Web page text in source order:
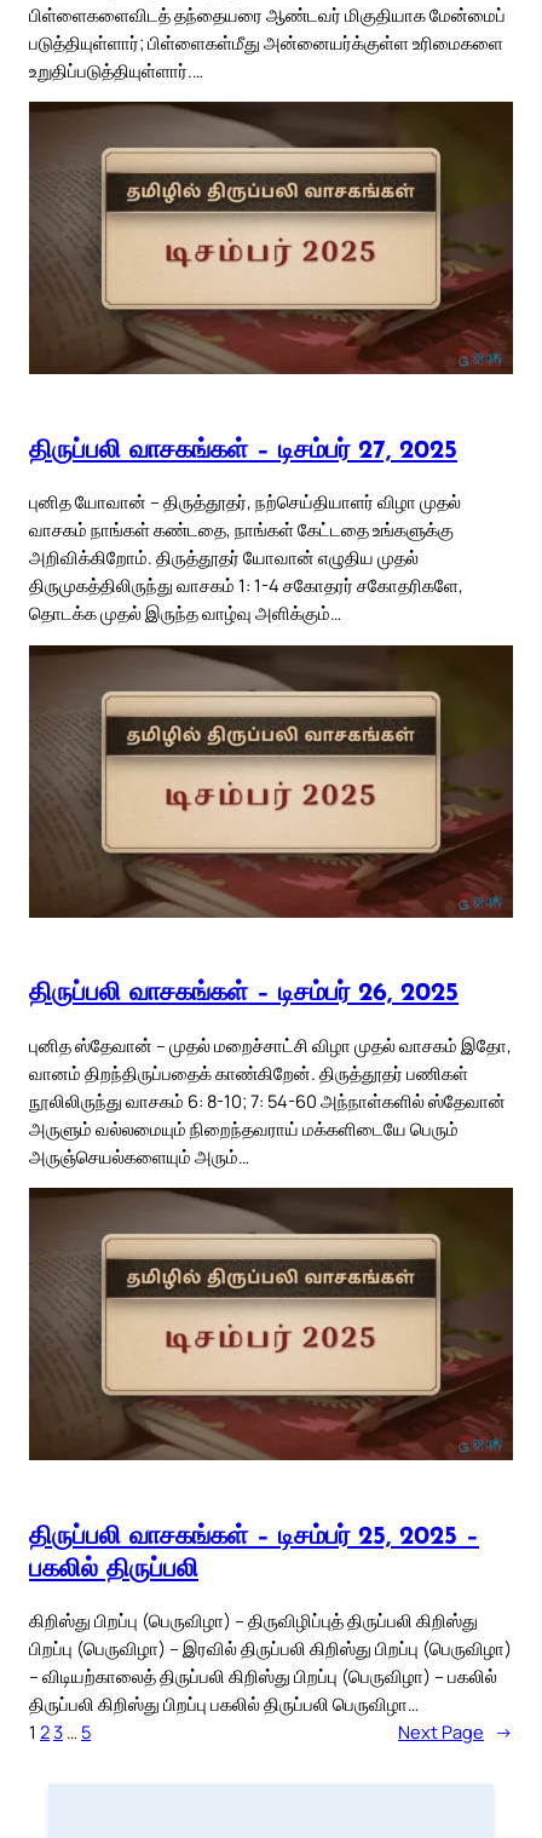
பிள்ளைகளைவிடத் தந்தையரை ஆண்டவர் மிகுதியாக மேன்மைப்
படுத்தியுள்ளார்; பிள்ளைகள்மீது அன்னையர்க்குள்ள உரிமைகளை
உறுதிப்படுத்தியுள்ளார்.…
திருப்பலி வாசகங்கள் – டிசம்பர் 27, 2025
புனித யோவான் – திருத்தூதர், நற்செய்தியாளர் விழா முதல்
வாசகம் நாங்கள் கண்டதை, நாங்கள் கேட்டதை உங்களுக்கு
அறிவிக்கிறோம். திருத்தூதர் யோவான் எழுதிய முதல்
திருமுகத்திலிருந்து வாசகம் 1: 1-4 சகோதரர் சகோதரிகளே,
தொடக்க முதல் இருந்த வாழ்வு அளிக்கும்…
திருப்பலி வாசகங்கள் – டிசம்பர் 26, 2025
புனித ஸ்தேவான் – முதல் மறைச்சாட்சி விழா முதல் வாசகம் இதோ,
வானம் திறந்திருப்பதைக் காண்கிறேன். திருத்தூதர் பணிகள்
நூலிலிருந்து வாசகம் 6: 8-10; 7: 54-60 அந்நாள்களில் ஸ்தேவான்
அருளும் வல்லமையும் நிறைந்தவராய் மக்களிடையே பெரும்
அருஞ்செயல்களையும் அரும்…
திருப்பலி வாசகங்கள் – டிசம்பர் 25, 2025 –
பகலில் திருப்பலி
கிறிஸ்து பிறப்பு (பெருவிழா) – திருவிழிப்புத் திருப்பலி கிறிஸ்து
பிறப்பு (பெருவிழா) – இரவில் திருப்பலி கிறிஸ்து பிறப்பு (பெருவிழா)
– விடியற்காலைத் திருப்பலி கிறிஸ்து பிறப்பு (பெருவிழா) – பகலில்
திருப்பலி கிறிஸ்து பிறப்பு பகலில் திருப்பலி பெருவிழா…
1 23 … 5 Next Page →